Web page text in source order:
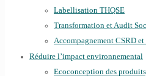
Labellisation THQSE
Transformation et Audit
Accompagnement CSRD
Réduire l’impact environnemental
Ecoconception des